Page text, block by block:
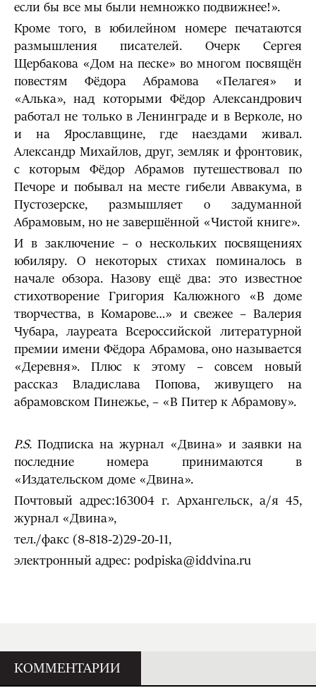
если бы все мы были немножко подвижнее!».
Кроме того, в юбилейном номере печатаются
размышления писателей. Очерк Сергея
Щербакова «Дом на песке» во многом посвящён
повестям Фёдора Абрамова «Пелагея» и
«Алька», над которыми Фёдор Александрович
работал не только в Ленинграде и в Верколе, но
и на Ярославщине, где наездами живал.
Александр Михайлов, друг, земляк и фронтовик,
с которым Фёдор Абрамов путешествовал по
Печоре и побывал на месте гибели Аввакума, в
Пустозерске, размышляет о задуманной
Абрамовым, но не завершённой «Чистой книге».
И в заключение – о нескольких посвящениях
юбиляру. О некоторых стихах поминалось в
начале обзора. Назову ещё два: это известное
стихотворение Григория Калюжного «В доме
творчества, в Комарове…» и свежее – Валерия
Чубара, лауреата Всероссийской литературной
премии имени Фёдора Абрамова, оно называется
«Деревня». Плюс к этому – совсем новый
рассказ Владислава Попова, живущего на
абрамовском Пинежье, – «В Питер к Абрамову».
P.S. Подписка на журнал «Двина» и заявки на
последние номера принимаются в
«Издательском доме «Двина».
Почтовый адрес:163004 г. Архангельск, а/я 45,
журнал «Двина»,
тел./факс (8-818-2)29-20-11,
электронный адрес: podpiska@iddvina.ru
КОММЕНТАРИИ